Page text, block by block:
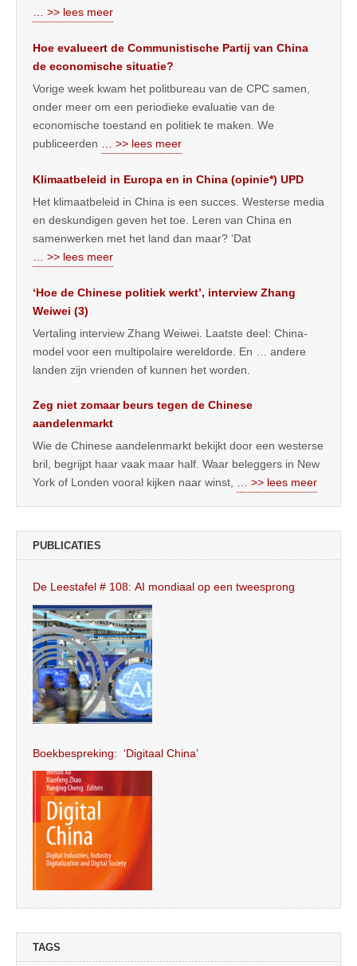
… >> lees meer
Hoe evalueert de Communistische Partij van China
de economische situatie?
Vorige week kwam het politbureau van de CPC samen,
onder meer om een periodieke evaluatie van de
economische toestand en politiek te maken. We
publiceerden … >> lees meer
Klimaatbeleid in Europa en in China (opinie*) UPD
Het klimaatbeleid in China is een succes. Westerse media
en deskundigen geven het toe. Leren van China en
samenwerken met het land dan maar? ‘Dat
… >> lees meer
‘Hoe de Chinese politiek werkt’, interview Zhang
Weiwei (3)
Vertaling interview Zhang Weiwei. Laatste deel: China-
model voor een multipolaire wereldorde. En … andere
landen zijn vrienden of kunnen het worden.
Zeg niet zomaar beurs tegen de Chinese
aandelenmarkt
Wie de Chinese aandelenmarkt bekijkt door een westerse
bril, begrijpt haar vaak maar half. Waar beleggers in New
York of Londen vooral kijken naar winst, … >> lees meer
PUBLICATIES
De Leestafel # 108: AI mondiaal op een tweesprong
Boekbespreking: ‘Digitaal China’
TAGS